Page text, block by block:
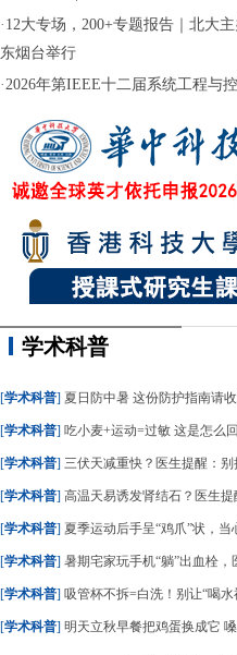
· 12大专场，200+专题报告｜北大
东烟台举行
·2026年第IEEE十二届系统工程与
学术科普
[学术科普] 夏日防中暑 这份防护指南请
[学术科普] 吃小麦+运动=过敏 这是怎么
[学术科普] 三伏天减重快？医生提醒：别把水
[学术科普] 高温天易诱发肾结石？医生提
[学术科普] 夏季运动后手呈“鸡爪”状，
[学术科普] 暑期宅家玩手机“躺”出血栓，医生
[学术科普] 吸管杯不拆=白洗！别让“喝水神
[学术科普] 明天立秋早餐把鸡蛋换成它 嗓子润